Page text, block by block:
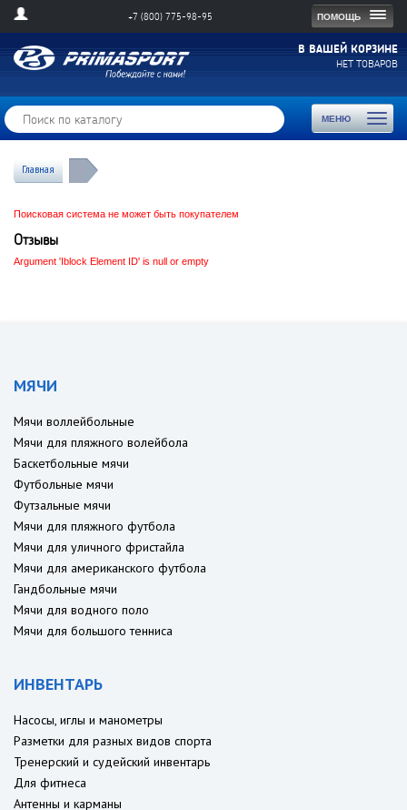
ПОМОЩЬ
+7 (800) 775-98-95
В ВАШЕЙ КОРЗИНЕ
НЕТ ТОВАРОВ
МЕНЮ
Toggle
Главная
Поисковая система не может быть покупателем
Отзывы
Argument 'Iblock Element ID' is null or empty
МЯЧИ
Мячи воллейбольные
Мячи для пляжного волейбола
Баскетбольные мячи
Футбольные мячи
Футзальные мячи
Мячи для пляжного футбола
Мячи для уличного фристайла
Мячи для американского футбола
Гандбольные мячи
Мячи для водного поло
Мячи для большого тенниса
ИНВЕНТАРЬ
Насосы, иглы и манометры
Разметки для разных видов спорта
Тренерский и судейский инвентарь
Для фитнеса
Антенны и карманы